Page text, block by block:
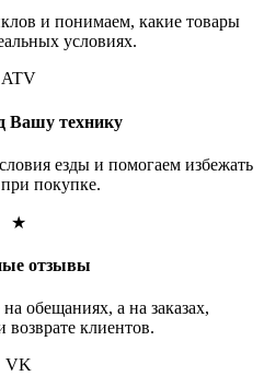
и понимаем, какие товары
условиях.
ATV
Вашу технику
езды и помогаем избежать
покупке.
★
отзывы
обещаниях, а на заказах,
возврате клиентов.
VK